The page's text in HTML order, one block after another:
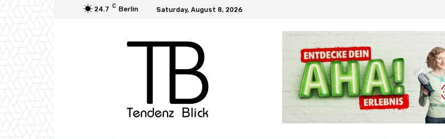
24.7 C Berlin Saturday, August 8, 2026